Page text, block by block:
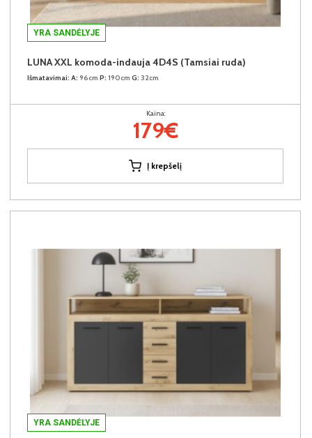
YRA SANDĖLYJE
LUNA XXL komoda-indauja 4D4S (Tamsiai ruda)
Išmatavimai: A: 96cm P: 190cm G: 32cm
Kaina:
179€
Į krepšelį
YRA SANDĖLYJE